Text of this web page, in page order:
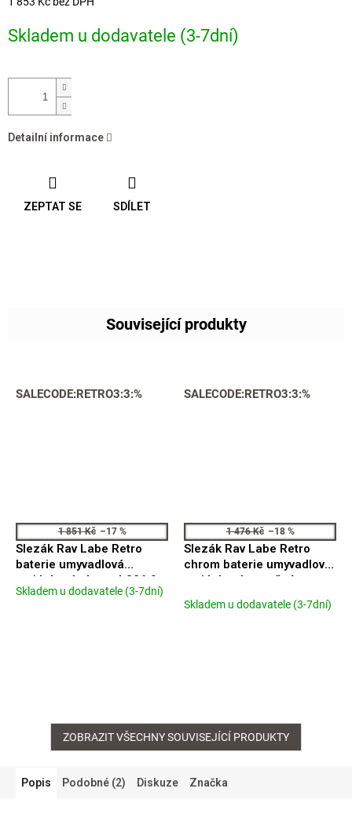
cena:
Skladem u dodavatele (3-7dní)
Detailní informace
ZEPTAT SE SDÍLET
Související produkty
SALECODE:RETRO3:3:%
1 851 Kč –17 %
Slezák Rav Labe Retro
baterie umyvadlová
stojánková chrom L026.0
Průměrné
Skladem u dodavatele (3-7dní)
SALECODE:RETRO3:3:%
1 476 Kč –18 %
Slezák Rav Labe Retro
chrom baterie umyvadlová
stojánková s otočným
Skladem u dodavatele (3-7dní)
ZOBRAZIT VŠECHNY SOUVISEJÍCÍ PRODUKTY
Popis Podobné (2) Diskuze Značka